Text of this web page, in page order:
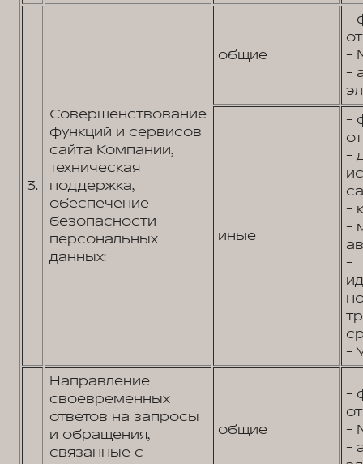
3.
Совершенствование
функций и сервисов
сайта Компании,
техническая
поддержка,
обеспечение
безопасности
персональных
данных:
общие
-
-
-
иные
-
-
-
-
-
-
Направление
своевременных
ответов на запросы
и обращения,
связанные с
общие
-
-
-